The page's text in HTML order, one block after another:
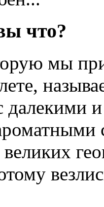
что?
мы
далекими